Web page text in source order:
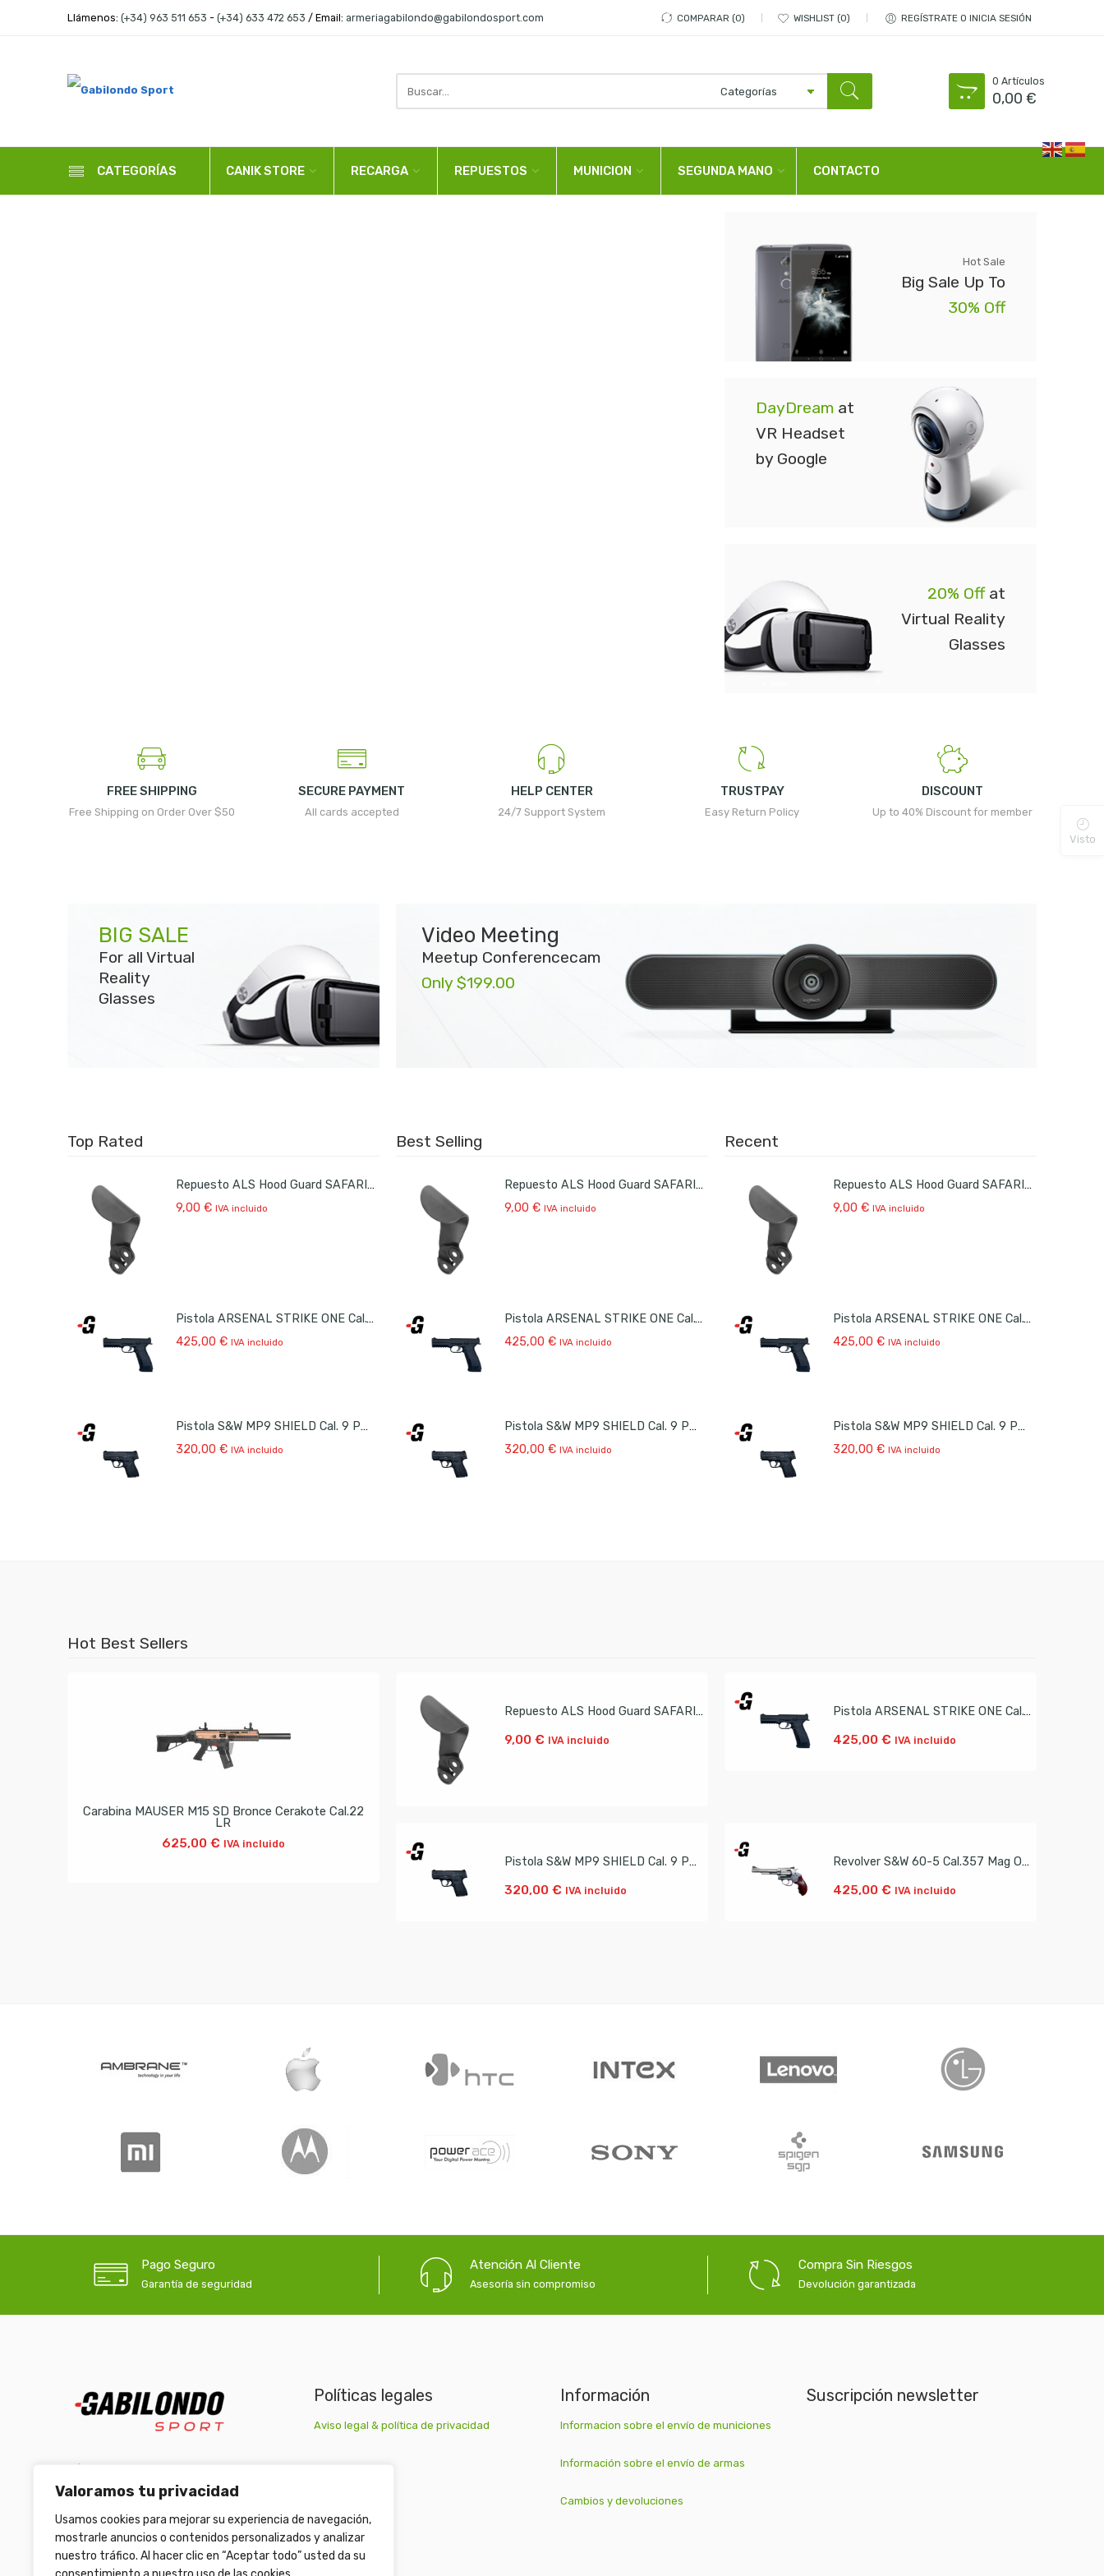
Valoramos tu privacidad
Usamos cookies para mejorar su experiencia de navegación,
mostrarle anuncios o contenidos personalizados y analizar
nuestro tráfico. Al hacer clic en “Aceptar todo” usted da su
Llámenos: (+34) 963 511 653 - (+34) 633 472 653 / Email: armeriagabilondo@gabilondosport.com COMPARAR 0 WISHLIST 0 REGÍSTRATE O INICIA SESIÓN
here
0 Artículos
0,00€
CATEGORÍAS CANIK STORE RECARGA REPUESTOS MUNICION SEGUNDA MANO CONTACTO
Hot Sale
Big Sale Up To
30% Off
DayDream at
VR Headset
by Google
20% Offat
Virtual Reality
Glasses
FREE SHIPPING
Free Shipping on Order Over $50
SECURE PAYMENT
All cards accepted
HELP CENTER
24/7 Support System
TRUSTPAY
Easy Return Policy
DISCOUNT
Up to 40% Discount for member
BIG SALE
For all Virtual
Reality
Glasses
Video Meeting
Meetup Conferencecam
Only $199.00
Top Rated
Repuesto ALS Hood Guard SAFARILAND
9,00 € IVA incluido
Pistola ARSENAL STRIKE ONE Cal.9 PB Ocasión
425,00 € IVA incluido
Pistola S&W MP9 SHIELD Cal. 9 PB Ocasión
320,00 € IVA incluido
Best Selling
Repuesto ALS Hood Guard SAFARILAND
9,00 € IVA incluido
Pistola ARSENAL STRIKE ONE Cal.9 PB Ocasión
425,00 € IVA incluido
Pistola S&W MP9 SHIELD Cal. 9 PB Ocasión
320,00 € IVA incluido
Recent
Repuesto ALS Hood Guard SAFARILAND
9,00 € IVA incluido
Pistola ARSENAL STRIKE ONE Cal.9 PB Ocasión
425,00 € IVA incluido
Pistola S&W MP9 SHIELD Cal. 9 PB Ocasión
320,00 € IVA incluido
Hot Best Sellers
Carabina MAUSER M15 SD Bronce Cerakote Cal.22
LR
625,00 € IVA incluido
Repuesto ALS Hood Guard SAFARILAND
9,00 € IVA incluido
Pistola ARSENAL STRIKE ONE Cal.9 PB Ocasión
425,00 € IVA incluido
Pistola S&W MP9 SHIELD Cal. 9 PB Ocasión
320,00 € IVA incluido
Revolver S&W 60-5 Cal.357 Mag Ocasión
425,00 € IVA incluido
Pago Seguro
Garantía de seguridad
Atención Al Cliente
Asesoría sin compromiso
Compra Sin Riesgos
Devolución garantizada
(+34) 963 511 653 /(+34) 633 472 653
armeriagabilondo@gabilondosport.com
Políticas legales
Aviso legal & política de privacidad
Información
Informacion sobre el envío de municiones
Información sobre el envío de armas
Cambios y devoluciones
Suscripción newsletter
Visto